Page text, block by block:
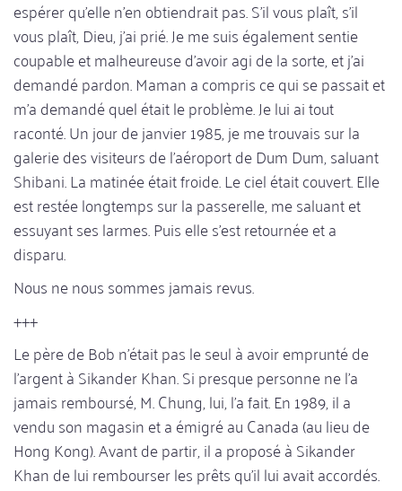
espérer qu'elle n'en obtiendrait pas. S'il vous plaît, s'il
vous plaît, Dieu, j'ai prié. Je me suis également sentie
coupable et malheureuse d'avoir agi de la sorte, et j'ai
demandé pardon. Maman a compris ce qui se passait et
m'a demandé quel était le problème. Je lui ai tout
raconté. Un jour de janvier 1985, je me trouvais sur la
galerie des visiteurs de l'aéroport de Dum Dum, saluant
Shibani. La matinée était froide. Le ciel était couvert. Elle
est restée longtemps sur la passerelle, me saluant et
essuyant ses larmes. Puis elle s'est retournée et a
disparu.
Nous ne nous sommes jamais revus.
+++
Le père de Bob n'était pas le seul à avoir emprunté de
l'argent à Sikander Khan. Si presque personne ne l'a
jamais remboursé, M. Chung, lui, l'a fait. En 1989, il a
vendu son magasin et a émigré au Canada (au lieu de
Hong Kong). Avant de partir, il a proposé à Sikander
Khan de lui rembourser les prêts qu'il lui avait accordés.